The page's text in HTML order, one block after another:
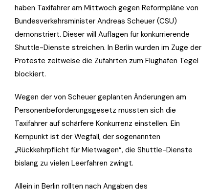
haben Taxifahrer am Mittwoch gegen Reformpläne von
Bundesverkehrsminister Andreas Scheuer (CSU)
demonstriert. Dieser will Auflagen für konkurrierende
Shuttle-Dienste streichen. In Berlin wurden im Zuge der
Proteste zeitweise die Zufahrten zum Flughafen Tegel
blockiert.
Wegen der von Scheuer geplanten Änderungen am
Personenbeförderungsgesetz müssten sich die
Taxifahrer auf schärfere Konkurrenz einstellen. Ein
Kernpunkt ist der Wegfall, der sogenannten
„Rückkehrpflicht für Mietwagen“, die Shuttle-Dienste
bislang zu vielen Leerfahren zwingt.
Allein in Berlin rollten nach Angaben des